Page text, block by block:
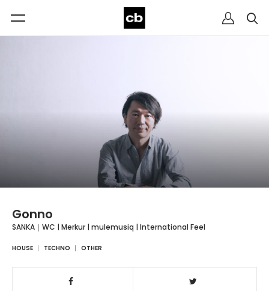
Gonno
SANKA｜WC | Merkur | mulemusiq | International Feel
HOUSE TECHNO OTHER